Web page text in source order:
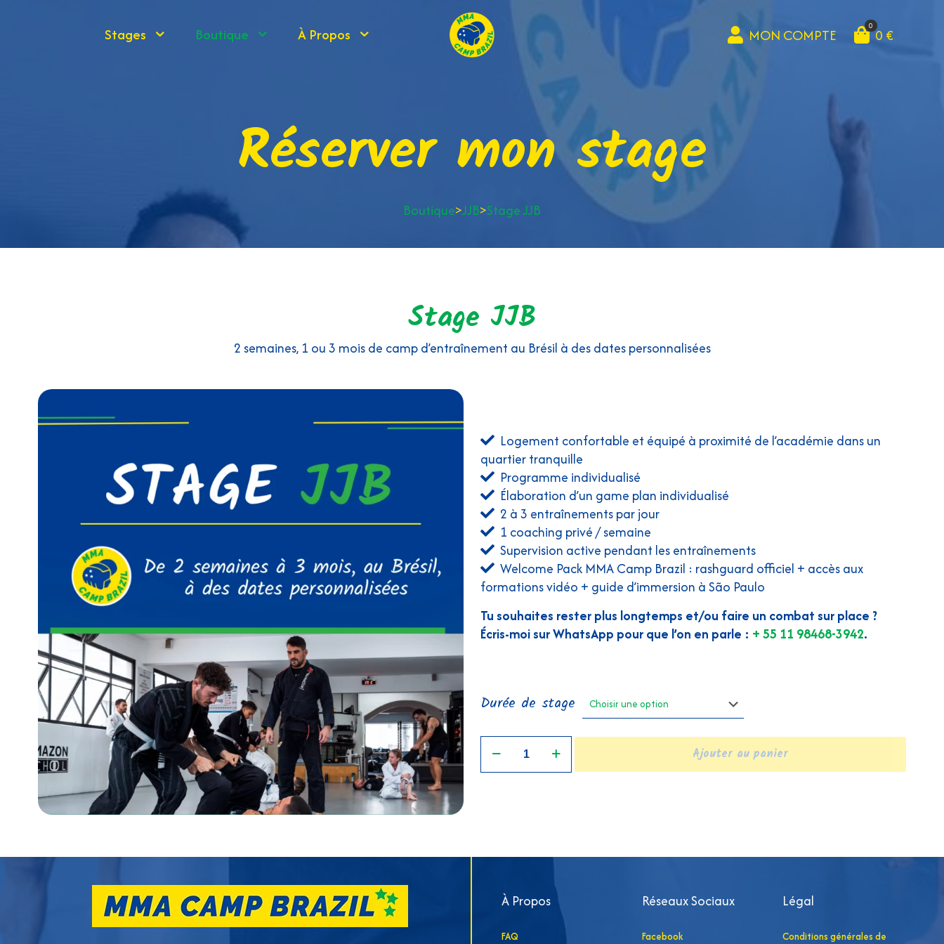
Stages Boutique À Propos MON COMPTE 0 0 €
Réserver mon stage
Boutique>JJB>Stage JJB
Stage JJB
2 semaines, 1 ou 3 mois de camp d’entraînement au Brésil à des dates personnalisées
Logement confortable et équipé à proximité de l’académie dans un
quartier tranquille
Programme individualisé
Élaboration d’un game plan individualisé
2 à 3 entraînements par jour
1 coaching privé / semaine
Supervision active pendant les entraînements
Welcome Pack MMA Camp Brazil : rashguard officiel + accès aux
formations vidéo + guide d’immersion à São Paulo
Tu souhaites rester plus longtemps et/ou faire un combat sur place ?
Écris-moi sur WhatsApp pour que l’on en parle : + 55 11 98468-3942.
Durée de stage
Ajouter au panier
À Propos
FAQ
Réseaux Sociaux
Facebook
Légal
Conditions générales de